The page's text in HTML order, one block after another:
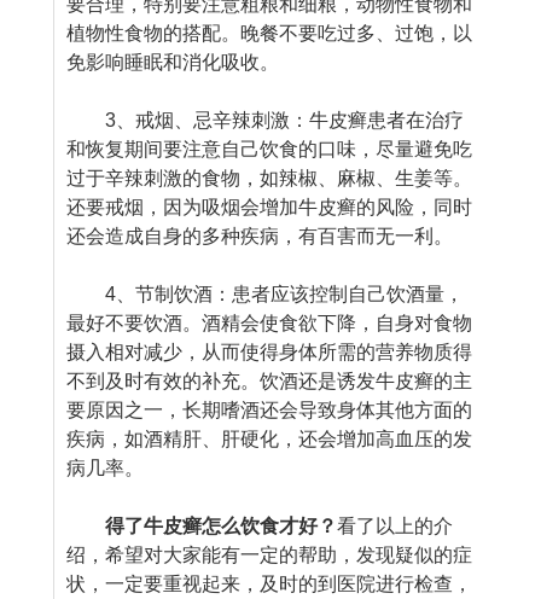
要合理，特别要注意粗粮和细粮，动物性食物和
植物性食物的搭配。晚餐不要吃过多、过饱，以
免影响睡眠和消化吸收。
3、戒烟、忌辛辣刺激：牛皮癣患者在治疗
和恢复期间要注意自己饮食的口味，尽量避免吃
过于辛辣刺激的食物，如辣椒、麻椒、生姜等。
还要戒烟，因为吸烟会增加牛皮癣的风险，同时
还会造成自身的多种疾病，有百害而无一利。
4、节制饮酒：患者应该控制自己饮酒量，
最好不要饮酒。酒精会使食欲下降，自身对食物
摄入相对减少，从而使得身体所需的营养物质得
不到及时有效的补充。饮酒还是诱发牛皮癣的主
要原因之一，长期嗜酒还会导致身体其他方面的
疾病，如酒精肝、肝硬化，还会增加高血压的发
病几率。
得了牛皮癣怎么饮食才好？看了以上的介
绍，希望对大家能有一定的帮助，发现疑似的症
状，一定要重视起来，及时的到医院进行检查，